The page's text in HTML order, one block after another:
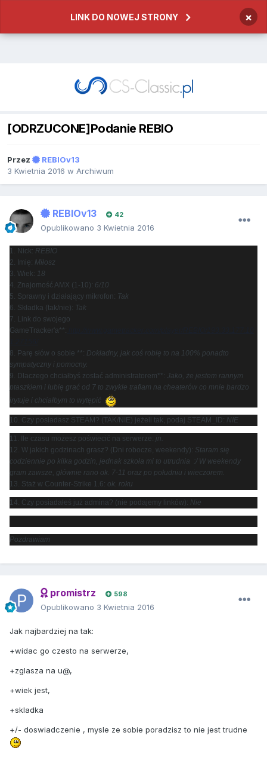
LINK DO NOWEJ STRONY ×
[ODRZUCONE]Podanie REBIO
Przez
REBIOv13
3 Kwietnia 2016 w Archiwum
REBIOv13 42
Opublikowano 3 Kwietnia 2016
1. Nick: REBIO
2. Imię: Miłosz
3. Wiek: 18
4. Znajomość AMX (1-10): 6/10
5. Sprawny i działający mikrofon: Tak
6. Składka (tak/nie): Tak
7. Link do swojego
GameTracker'a**:
8. Parę słów o sobie **: Dokładny, jak coś robię to na 100% ponadto
sympatyczny i pomocny.
9. Dlaczego chciałbyś zostać administratorem**: Jako, że jestem rannym
ptaszkiem i lubię grać od 7 to zwykle trafiam na cheaterów co mnie bardzo
irytuje i chciałbym to wytępić
10. Czy posiadasz STEAM? (TAK/NIE) jeżeli tak, podaj STEAM_ID: NIE
11. Ile czasu możesz poświecić na serwerze: jn.
12. W jakich godzinach grasz? (Dni robocze, weekendy): Staram się
codziennie po kilka godzin, jednak szkoła mi to utrudnia :/ W weekendy
gram zawsze, głównie rano ok. 7-11 oraz po południu i wieczorem.
13. Staż w Counter-Strike 1.6: ok. roku
14. Czy posiadałeś już admina? (nie podajemy linków): Nie
Pozdrawiam
promistrz 598
Opublikowano 3 Kwietnia 2016
Jak najbardziej na tak:
+widac go czesto na serwerze,
+zglasza na u@,
+wiek jest,
+skladka
+/- doswiadczenie , mysle ze sobie poradzisz to nie jest trudne